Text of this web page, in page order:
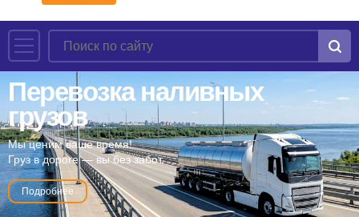
Перевозка наливных
грузов
Мы ценим ваше время!
Груз в дороге — вы без забот.
Подробнее